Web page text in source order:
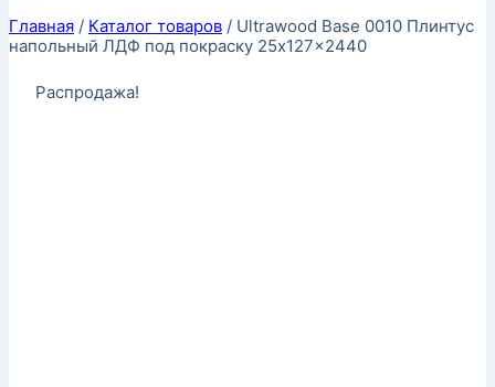
Главная / Каталог товаров / Ultrawood Base 0010 Плинтус
напольный ЛДФ под покраску 25x127x2440
Распродажа!